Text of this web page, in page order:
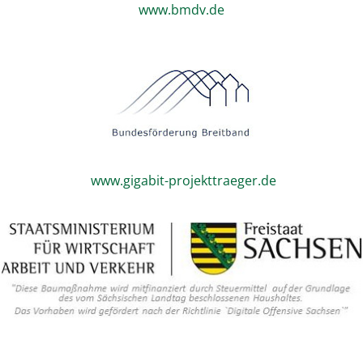
www.bmdv.de
www.gigabit-projekttraeger.de